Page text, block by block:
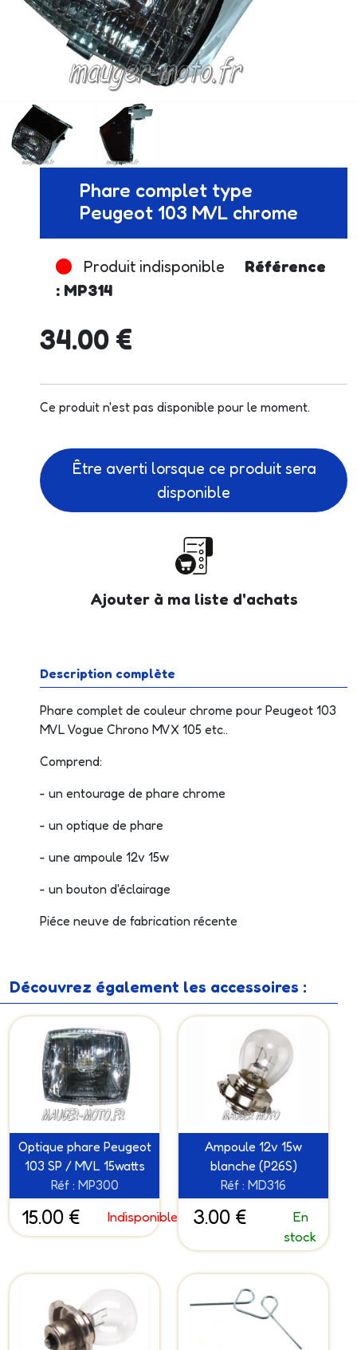
Phare complet type
Peugeot 103 MVL chrome
Produit indisponible
Référence
: MP314
34.00 €
Ce produit n'est pas disponible pour le moment.
Être averti lorsque ce produit sera
disponible
Ajouter à ma liste d'achats
Description complète
Phare complet de couleur chrome pour Peugeot 103
MVL Vogue Chrono MVX 105 etc..
Comprend:
- un entourage de phare chrome
- un optique de phare
- une ampoule 12v 15w
- un bouton d'éclairage
Piéce neuve de fabrication récente
Découvrez également les accessoires :
Optique phare Peugeot
103 SP / MVL 15watts
Réf : MP300
15.00 € Indisponible
Ampoule 12v 15w
blanche (P26S)
Réf : MD316
3.00 €
En
stock